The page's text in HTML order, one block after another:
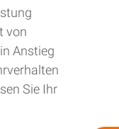
von
Anstieg
Sie Ihr